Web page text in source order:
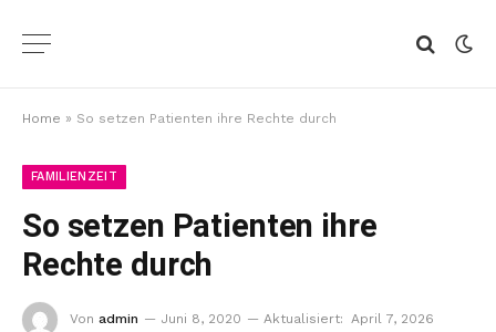
Home » So setzen Patienten ihre Rechte durch
FAMILIENZEIT
So setzen Patienten ihre
Rechte durch
Von admin Juni 8, 2020 Aktualisiert: April 7, 2026